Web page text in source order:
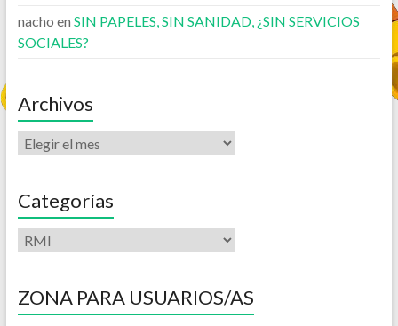
nacho en SIN PAPELES, SIN SANIDAD, ¿SIN SERVICIOS
SOCIALES?
Archivos
Categorías
ZONA PARA USUARIOS/AS